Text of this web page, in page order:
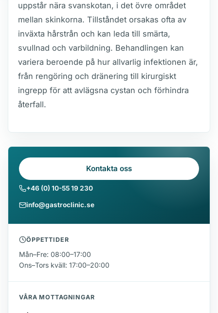
uppstår nära svanskotan, i det övre området
mellan skinkorna. Tillståndet orsakas ofta av
inväxta hårstrån och kan leda till smärta,
svullnad och varbildning. Behandlingen kan
variera beroende på hur allvarlig infektionen är,
från rengöring och dränering till kirurgiskt
ingrepp för att avlägsna cystan och förhindra
återfall.
Kontakta oss
+46 (0) 10-55 19 230
info@gastroclinic.se
ÖPPETTIDER
Mån–Fre: 08:00–17:00
Ons–Tors kväll: 17:00–20:00
VÅRA MOTTAGNINGAR